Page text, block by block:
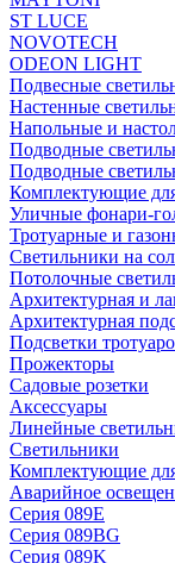
ST LUCE
NOVOTECH
ODEON LIGHT
Подвесные
Настенные
Напольные и
Подводные
Подводные
Комплектующие
Уличные фонари-
Тротуарные и
Светильники на
Потолочные
Архитектурная и
Архитектурная
Подсветки
Прожекторы
Садовые розетки
Аксессуары
Линейные
Светильники
Комплектующие
Аварийное
Серия 089E
Серия 089BG
Серия 089K